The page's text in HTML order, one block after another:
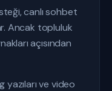
canlı sohbet
Ancak topluluk
açısından
ve video